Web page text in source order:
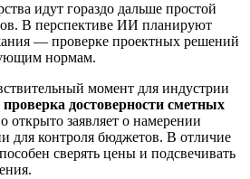
идут гораздо дальше простой
В перспективе ИИ планируют
— проверке проектных решений
нормам.
момент для индустрии
достоверности сметных
открыто заявляет о намерении
для контроля бюджетов. В отличие
сверять цены и подсвечивать